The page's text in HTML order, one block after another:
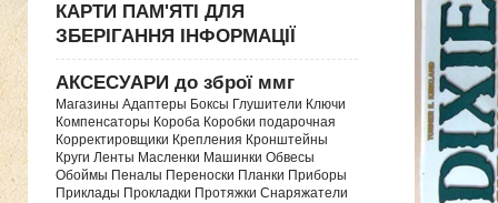
КАРТИ ПАМ'ЯТІ ДЛЯ
ЗБЕРІГАННЯ ІНФОРМАЦІЇ
АКСЕСУАРИ до зброї ммг
Магазины Адаптеры Боксы Глушители Ключи
Компенсаторы Короба Коробки подарочная
Корректировщики Крепления Кронштейны
Круги Ленты Масленки Машинки Обвесы
Обоймы Пеналы Переноски Планки Приборы
Приклады Прокладки Протяжки Снаряжатели